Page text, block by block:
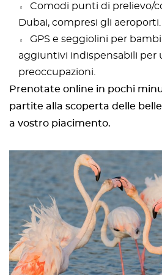
Comodi punti di prelievo/
Dubai, compresi gli aeroporti.
GPS e seggiolini per
aggiuntivi indispensabili per
preoccupazioni.
Prenotate online in pochi
partite alla scoperta delle
a vostro piacimento.